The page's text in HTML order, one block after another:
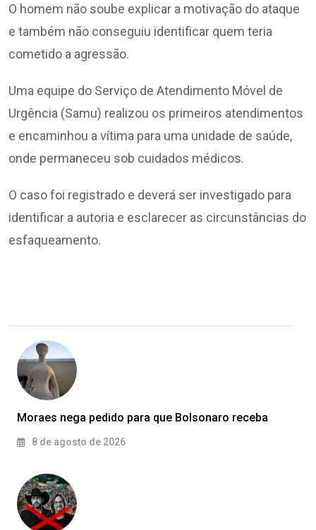
O homem não soube explicar a motivação do ataque
e também não conseguiu identificar quem teria
cometido a agressão.
Uma equipe do Serviço de Atendimento Móvel de
Urgência (Samu) realizou os primeiros atendimentos
e encaminhou a vítima para uma unidade de saúde,
onde permaneceu sob cuidados médicos.
O caso foi registrado e deverá ser investigado para
identificar a autoria e esclarecer as circunstâncias do
esfaqueamento.
Moraes nega pedido para que Bolsonaro receba
8 de agosto de 2026